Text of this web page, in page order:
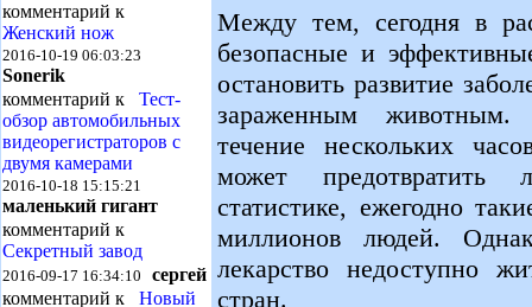
комментарий к
Женский нож
2016-10-19 06:03:23
Sonerik
комментарий к Тест-
обзор автомобильных
видеорегистраторов с
двумя камерами
2016-10-18 15:15:21
маленький гигант
комментарий к
Секретный завод
2016-09-17 16:34:10 сергей
комментарий к Новый
Между тем, сегодня в
безопасные и
остановить развитие
зараженным животным.
течение нескольких
может предотвратить
статистике, ежегодно
миллионов людей.
лекарство недоступно
стран.